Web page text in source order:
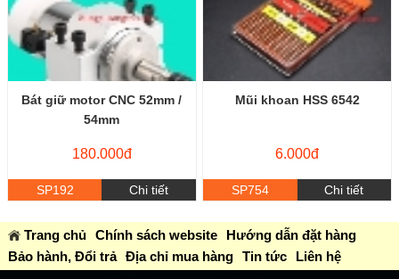
Bát giữ motor CNC 52mm /
54mm
180.000đ
SP192 Chi tiết
Mũi khoan HSS 6542
6.000đ
SP754 Chi tiết
Trang chủ Chính sách website
Hướng dẫn đặt hàng
Bảo hành, Đổi trả Địa chỉ mua hàng Tin tức Liên hệ